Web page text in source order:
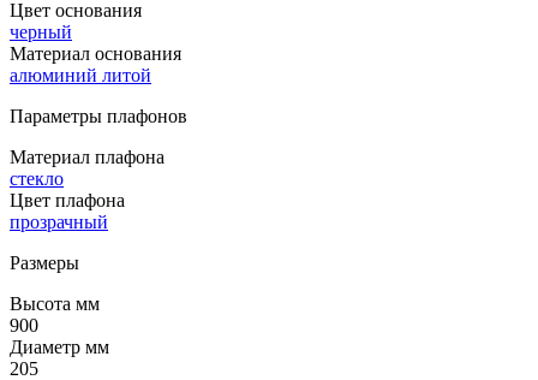
Цвет основания
черный
Материал основания
алюминий литой
Параметры плафонов
Материал плафона
стекло
Цвет плафона
прозрачный
Размеры
Высота мм
900
Диаметр мм
205